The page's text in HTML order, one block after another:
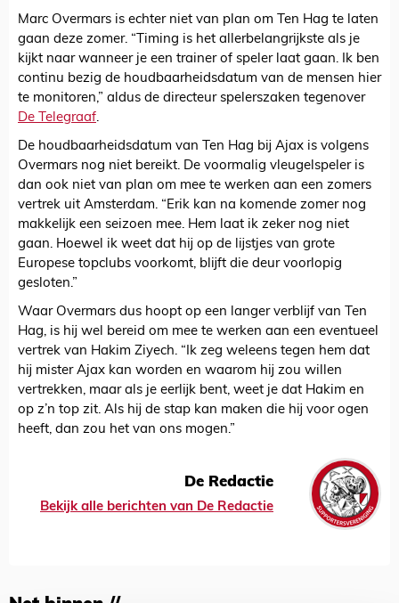
Marc Overmars is echter niet van plan om Ten Hag te laten
gaan deze zomer. “Timing is het allerbelangrijkste als je
kijkt naar wanneer je een trainer of speler laat gaan. Ik ben
continu bezig de houdbaarheidsdatum van de mensen hier
te monitoren,” aldus de directeur spelerszaken tegenover
De Telegraaf.
De houdbaarheidsdatum van Ten Hag bij Ajax is volgens
Overmars nog niet bereikt. De voormalig vleugelspeler is
dan ook niet van plan om mee te werken aan een zomers
vertrek uit Amsterdam. “Erik kan na komende zomer nog
makkelijk een seizoen mee. Hem laat ik zeker nog niet
gaan. Hoewel ik weet dat hij op de lijstjes van grote
Europese topclubs voorkomt, blijft die deur voorlopig
gesloten.”
Waar Overmars dus hoopt op een langer verblijf van Ten
Hag, is hij wel bereid om mee te werken aan een eventueel
vertrek van Hakim Ziyech. “Ik zeg weleens tegen hem dat
hij mister Ajax kan worden en waarom hij zou willen
vertrekken, maar als je eerlijk bent, weet je dat Hakim en
op z’n top zit. Als hij de stap kan maken die hij voor ogen
heeft, dan zou het van ons mogen.”
De Redactie
Bekijk alle berichten van De Redactie